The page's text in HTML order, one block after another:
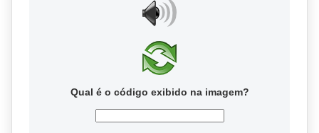
Qual é o código exibido na imagem?